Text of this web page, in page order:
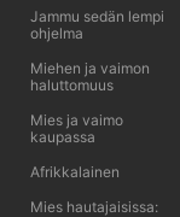
Jammu sedän lempi
ohjelma
Miehen ja vaimon
haluttomuus
Mies ja vaimo
kaupassa
Afrikkalainen
Mies hautajaisissa: